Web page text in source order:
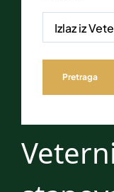
Izlaz iz
Pretraga